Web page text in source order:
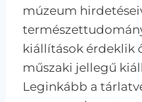
múzeum
kiállítások érdeklik
műszaki jellegű
Leginkább a